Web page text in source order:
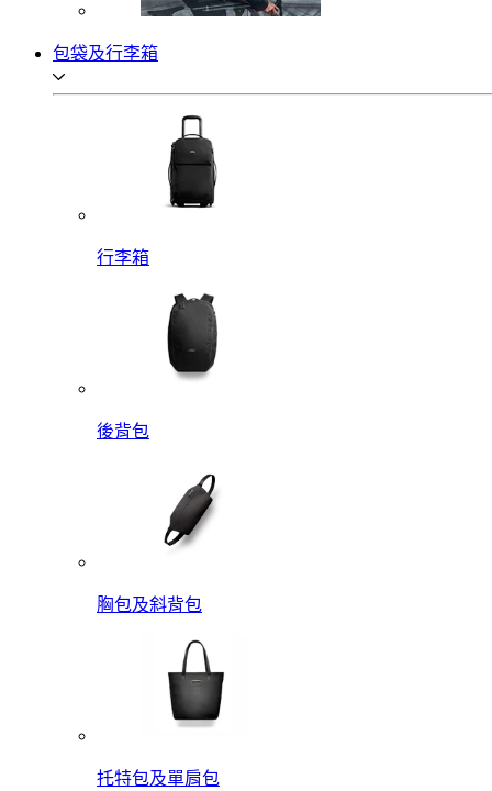
包袋及行李箱
行李箱
後背包
胸包及斜背包
托特包及單肩包